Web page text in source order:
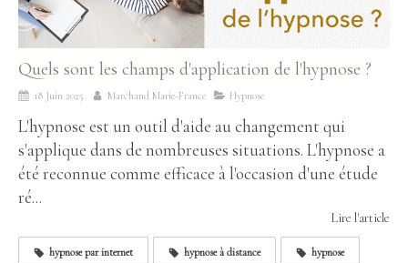
Quels sont les champs d'application de l'hypnose ?
18 Juin 2025 Marchand Marie-France Hypnose
L'hypnose est un outil d'aide au changement qui
s'applique dans de nombreuses situations. L'hypnose a
été reconnue comme efficace à l'occasion d'une étude
ré...
Lire l'article
hypnose par internet hypnose à distance hypnose